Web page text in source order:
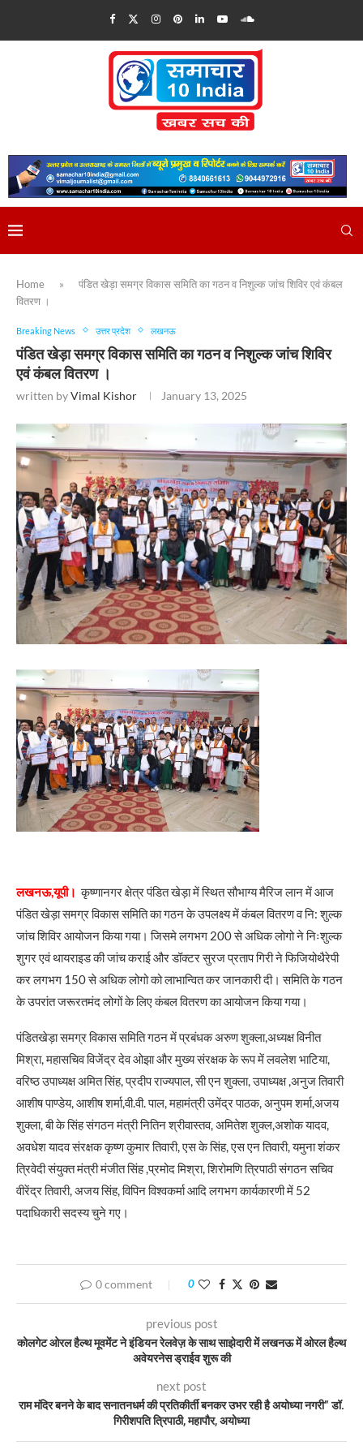
Home »
पंडित खेड़ा समग्र विकास समिति का गठन व निशुल्क जांच शिविर एवं कंबल
वितरण ।
Breaking News उत्तर प्रदेश लखनऊ
पंडित खेड़ा समग्र विकास समिति का गठन व निशुल्क जांच शिविर
एवं कंबल वितरण ।
written byVimal Kishor January 13, 2025
लखनऊ,यूपी। कृष्णानगर क्षेत्र पंडित खेड़ा में स्थित सौभाग्य मैरिज लान में आज
पंडित खेड़ा समग्र विकास समिति का गठन के उपलक्ष्य में कंबल वितरण व नि: शुल्क
जांच शिविर आयोजन किया गया। जिसमे लगभग 200 से अधिक लोगो ने निःशुल्क
शुगर एवं थायराइड की जांच कराई और डॉक्टर सुरज प्रताप गिरी ने फिजियोथैरेपी
कर लगभग 150 से अधिक लोगो को लाभान्वित कर जानकारी दी। समिति के गठन
के उपरांत जरूरतमंद लोगों के लिए कंबल वितरण का आयोजन किया गया।
पंडितखेड़ा समग्र विकास समिति गठन में प्रबंधक अरुण शुक्ला,अध्यक्ष विनीत
मिश्रा, महासचिव विजेंद्र देव ओझा और मुख्य संरक्षक के रूप में लवलेश भाटिया,
वरिष्ठ उपाध्यक्ष अमित सिंह, प्रदीप राज्यपाल, सी एन शुक्ला, उपाध्यक्ष ,अनुज तिवारी
आशीष पाण्डेय, आशीष शर्मा,वी.वी. पाल, महामंत्री उमेंद्र पाठक, अनुपम शर्मा,अजय
शुक्ला, बी के सिंह संगठन मंत्री नितिन श्रीवास्तव, अमितेश शुक्ल,अशोक यादव,
अवधेश यादव संरक्षक कृष्ण कुमार तिवारी, एस के सिंह, एस एन तिवारी, यमुना शंकर
त्रिवेदी संयुक्त मंत्री मंजीत सिंह ,प्रमोद मिश्रा, शिरोमणि त्रिपाठी संगठन सचिव
वीरेंद्र तिवारी, अजय सिंह, विपिन विश्वकर्मा आदि लगभग कार्यकारणी में 52
पदाधिकारी सदस्य चुने गए।
0 comment 0
previous post
कोलगेट ओरल हैल्थ मूवमेंट ने इंडियन रेलवेज़ के साथ साझेदारी में लखनऊ में ओरल हैल्थ
अवेयरनेस ड्राईव शुरू की
next post
राम मंदिर बनने के बाद सनातनधर्म की प्रतिकीर्ती बनकर उभर रही है अयोध्या नगरी” डॉ.
गिरीशपति त्रिपाठी, महापौर, अयोध्या